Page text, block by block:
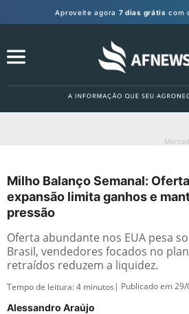
Aproveite agora 7 dias grátis com
Milho Balanço Semanal:
expansão limita ganhos e
pressão
Oferta abundante nos EUA pesa
Brasil, vendedores focados no
retraídos reduzem a liquidez.
Tempo de leitura:4 minutos | Publicado em
Alessandro Araújo